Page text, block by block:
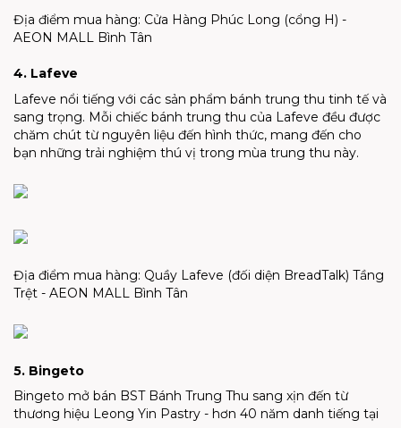
Địa điểm mua hàng: Cửa Hàng Phúc Long (cổng H) -
AEON MALL Bình Tân
4. Lafeve
Lafeve nổi tiếng với các sản phẩm bánh trung thu tinh tế và
sang trọng. Mỗi chiếc bánh trung thu của Lafeve đều được
chăm chút từ nguyên liệu đến hình thức, mang đến cho
bạn những trải nghiệm thú vị trong mùa trung thu này.
Địa điểm mua hàng: Quầy Lafeve (đối diện BreadTalk) Tầng
Trệt - AEON MALL Bình Tân
5. Bingeto
Bingeto mở bán BST Bánh Trung Thu sang xịn đến từ
thương hiệu Leong Yin Pastry - hơn 40 năm danh tiếng tại